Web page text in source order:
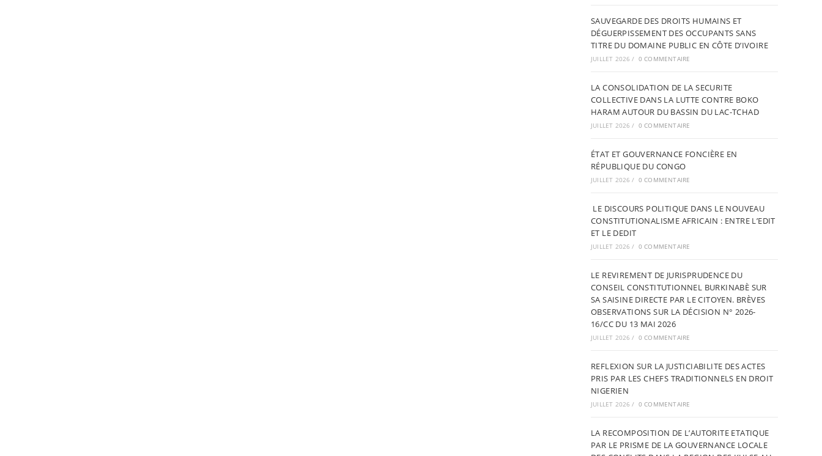
SAUVEGARDE DES DROITS HUMAINS ET
DÉGUERPISSEMENT DES OCCUPANTS SANS
TITRE DU DOMAINE PUBLIC EN CÔTE D’IVOIRE
JUILLET 2026 / 0 COMMENTAIRE
LA CONSOLIDATION DE LA SECURITE
COLLECTIVE DANS LA LUTTE CONTRE BOKO
HARAM AUTOUR DU BASSIN DU LAC-TCHAD
JUILLET 2026 / 0 COMMENTAIRE
ÉTAT ET GOUVERNANCE FONCIÈRE EN
RÉPUBLIQUE DU CONGO
JUILLET 2026 / 0 COMMENTAIRE
LE DISCOURS POLITIQUE DANS LE NOUVEAU
CONSTITUTIONALISME AFRICAIN : ENTRE L’EDIT
ET LE DEDIT
JUILLET 2026 / 0 COMMENTAIRE
LE REVIREMENT DE JURISPRUDENCE DU
CONSEIL CONSTITUTIONNEL BURKINABÈ SUR
SA SAISINE DIRECTE PAR LE CITOYEN. BRÈVES
OBSERVATIONS SUR LA DÉCISION N° 2026-
16/CC DU 13 MAI 2026
JUILLET 2026 / 0 COMMENTAIRE
REFLEXION SUR LA JUSTICIABILITE DES ACTES
PRIS PAR LES CHEFS TRADITIONNELS EN DROIT
NIGERIEN
JUILLET 2026 / 0 COMMENTAIRE
LA RECOMPOSITION DE L’AUTORITE ETATIQUE
PAR LE PRISME DE LA GOUVERNANCE LOCALE